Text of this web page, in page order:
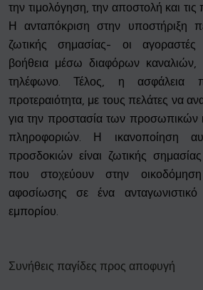
την τιμολόγηση, την αποστολή και τις
Η ανταπόκριση στην υποστήριξη
ζωτικής σημασίας- οι αγοραστές
βοήθεια μέσω διαφόρων
τηλέφωνο. Τέλος, η ασφάλεια
προτεραιότητα, με τους πελάτες να
για την προστασία των προσωπικών
πληροφοριών. Η ικανοποίηση
προσδοκιών είναι ζωτικής σημασίας
που στοχεύουν στην
αφοσίωσης σε ένα ανταγωνιστικό
εμπορίου.
Συνήθεις παγίδες προς αποφυγή